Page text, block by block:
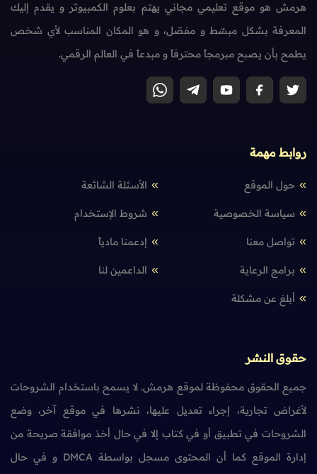
هرمش هو موقع تعليمي مجاني يهتم بعلوم الكمبيوتر و يقدم إليك
المعرفة بشكل مبسّط و مفصّل، و هو المكان المناسب لأي شخص
يطمح بأن يصبح مبرمجاً محترفاً و مبدعاً في العالم الرقمي.
روابط مهمة
حول الموقع الأسئلة الشائعة
سياسة الخصوصية شروط الإستخدام
تواصل معنا إدعمنا مادياً
برامج الرعاية الداعمين لنا
أبلغ عن مشكلة
حقوق النشر
جميع الحقوق محفوظة لموقع هرمش. لا يسمح باستخدام الشروحات
لأغراض تجارية، إجراء تعديل عليها، نشرها في موقع آخر، وضع
الشروحات في تطبيق أو في كتاب إلا في حال أخذ موافقة صريحة من
إدارة الموقع كما أن المحتوى مسجل بواسطة DMCA و في حال